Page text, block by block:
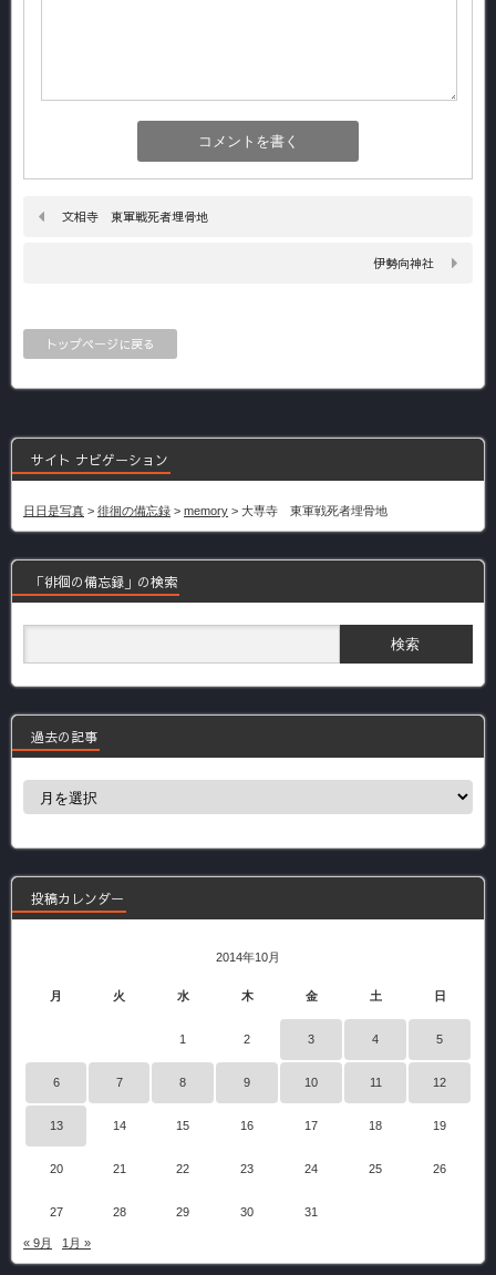
文相寺 東軍戦死者埋骨地
伊勢向神社
トップページに戻る
サイト ナビゲーション
日日是写真 > 徘徊の備忘録 > memory > 大専寺 東軍戦死者埋骨地
「徘徊の備忘録」の検索
過去の記事
過
事
投稿カレンダー
2014年10月
月 火 水 木 金 土 日
1 2 3 4 5
6 7 8 9 10 11 12
13 14 15 16 17 18 19
20 21 22 23 24 25 26
27 28 29 30 31
« 9月 1月 »